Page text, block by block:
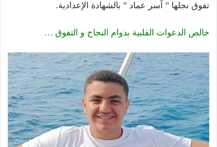
تفوق نجلها ” آسر عماد ” بالشهادة الإعدادية.
خالص الدعوات القلبية بدوام النجاح و التفوق …